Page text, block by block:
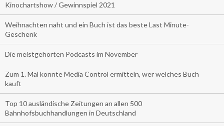
Kinochartshow / Gewinnspiel 2021
Weihnachten naht und ein Buch ist das beste Last Minute-
Geschenk
Die meistgehörten Podcasts im November
Zum 1. Mal konnte Media Control ermitteln, wer welches Buch
kauft
Top 10 ausländische Zeitungen an allen 500
Bahnhofsbuchhandlungen in Deutschland